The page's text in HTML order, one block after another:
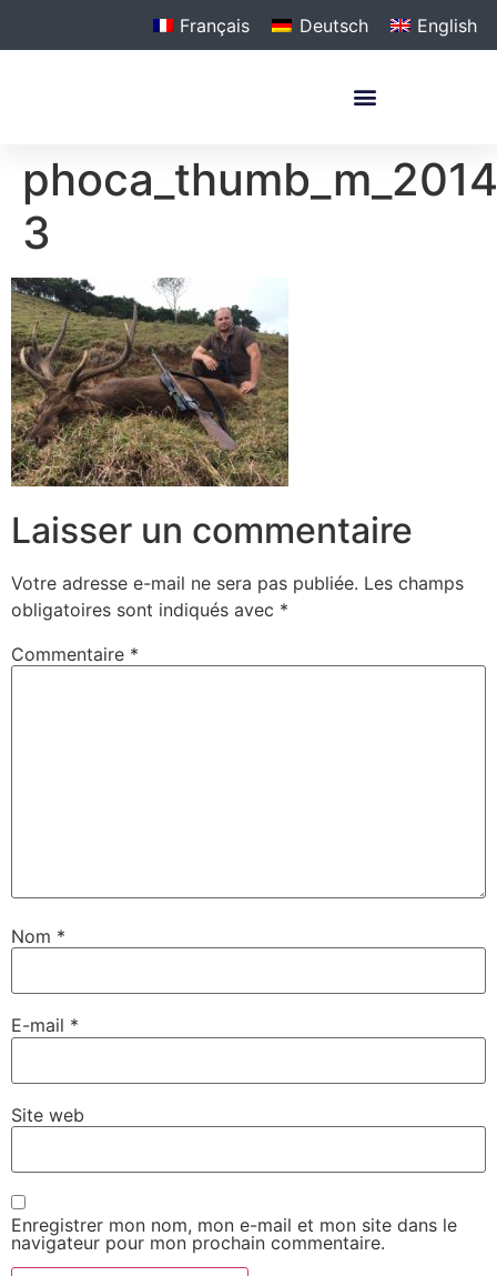
Français Deutsch English
phoca_thumb_m_2014
3
Laisser un commentaire
Votre adresse e-mail ne sera pas publiée. Les champs
obligatoires sont indiqués avec *
Commentaire *
Nom *
E-mail *
Site web
Enregistrer mon nom, mon e-mail et mon site dans le
navigateur pour mon prochain commentaire.